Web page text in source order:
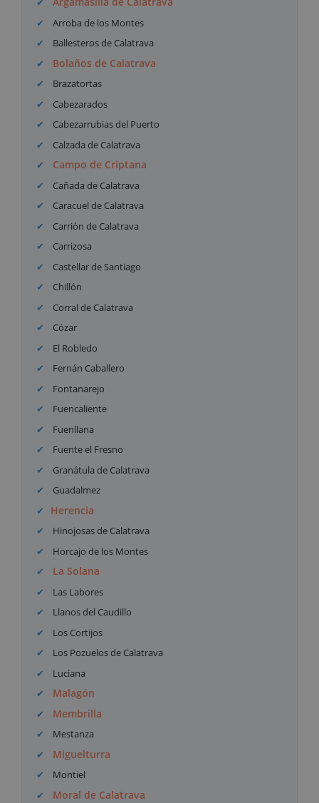
Arroba de los Montes
Ballesteros de Calatrava
Bolaños de Calatrava
Brazatortas
Cabezarados
Cabezarrubias del Puerto
Calzada de Calatrava
Campo de Criptana
Cañada de Calatrava
Caracuel de Calatrava
Carrión de Calatrava
Carrizosa
Castellar de Santiago
Chillón
Corral de Calatrava
Cózar
El Robledo
Fernán Caballero
Fontanarejo
Fuencaliente
Fuenllana
Fuente el Fresno
Granátula de Calatrava
Guadalmez
Herencia
Hinojosas de Calatrava
Horcajo de los Montes
La Solana
Las Labores
Llanos del Caudillo
Los Cortijos
Los Pozuelos de Calatrava
Luciana
Malagón
Membrilla
Mestanza
Miguelturra
Montiel
Moral de Calatrava